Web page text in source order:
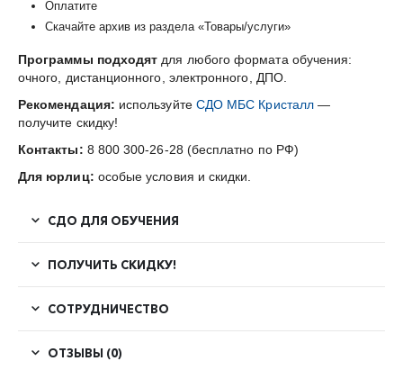
Оплатите
Скачайте архив из раздела «Товары/услуги»
Программы подходят для любого формата обучения:
очного, дистанционного, электронного, ДПО.
Рекомендация: используйте СДО МБС Кристалл—
получите скидку!
Контакты: 8 800 300-26-28 (бесплатно по РФ)
Для юрлиц: особые условия и скидки.
СДО ДЛЯ ОБУЧЕНИЯ
ПОЛУЧИТЬ СКИДКУ!
СОТРУДНИЧЕСТВО
ОТЗЫВЫ (0)